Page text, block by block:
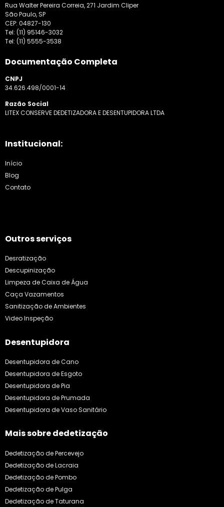
Rua Walter Pereira Correia, 271 Jardim Cliper
São Paulo, SP
CEP: 04827-130
Tel: (11) 95146-3032
Tel: (11) 5555-3538
Documentação Completa
CNPJ
34.626.498/0001-14
Razão Social
LITEX CONSERVE DEDETIZADORA E DESENTUPIDORA LTDA
Institucional:
Início
Blog
Contato
Outros serviços
Desratização
Descupinização
Limpeza de Caixa de Água
Caça Vazamentos
Sanitização de Ambientes
Video Inspeção
Desentupidora
Desentupidora de Cano
Desentupidora de Esgoto
Desentupidora de Pia
Desentupidora de Prumada
Desentupidora de Vaso Sanitário
Mais sobre dedetização
Dedetização de Percevejo
Dedetização de Lacraia
Dedetização de Pombo
Dedetização de Pulga
Dedetização de Taturana